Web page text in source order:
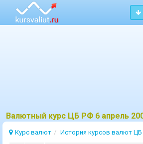
Bалютный курс ЦБ РФ 6 апрель
Курс валют История курсов валют